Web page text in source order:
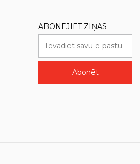
ABONĒJIET ZIŅAS
Abonēt